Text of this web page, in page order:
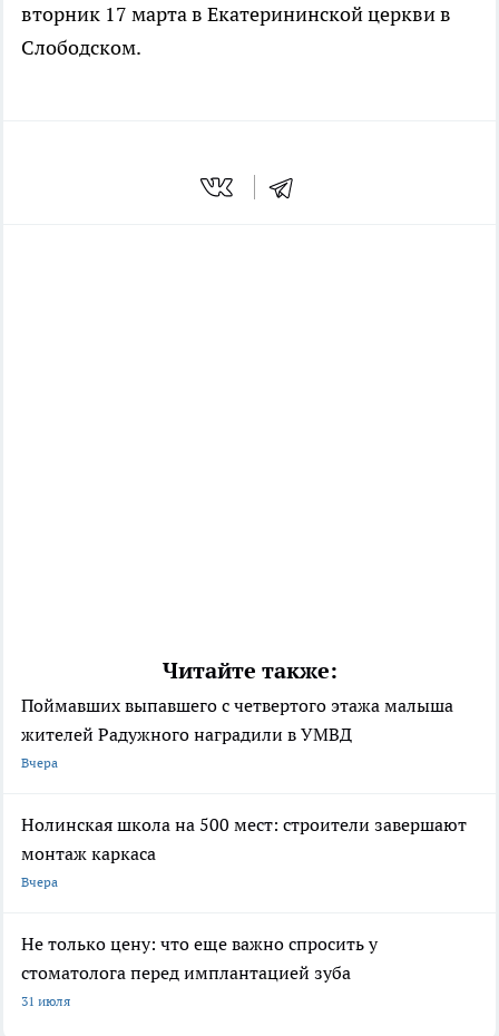
вторник 17 марта в Екатерининской церкви в
Слободском.
Читайте также:
Поймавших выпавшего с четвертого этажа малыша
жителей Радужного наградили в УМВД
Вчера
Нолинская школа на 500 мест: строители завершают
монтаж каркаса
Вчера
Не только цену: что еще важно спросить у
стоматолога перед имплантацией зуба
31 июля